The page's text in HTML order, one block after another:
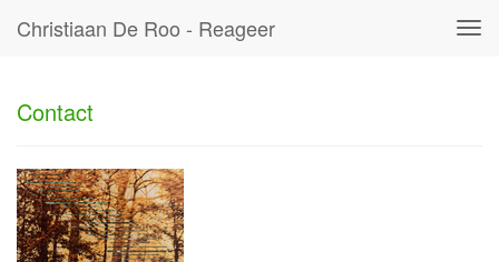
Christiaan De Roo - Reageer
Contact